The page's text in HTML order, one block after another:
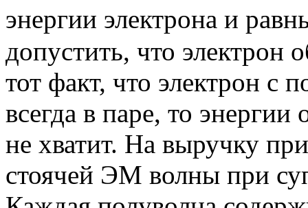
энергии электрона и
допустить, что электрон
тот факт, что электрон с
всегда в паре, то
не хватит. На выручку
стоячей ЭМ волны при